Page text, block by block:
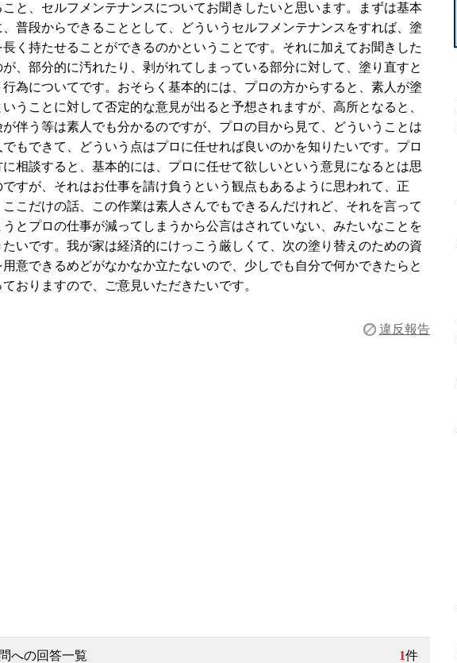
こと、セルフメンテナンスについてお聞きしたいと思います。まずは基本
、普段からできることとして、どういうセルフメンテナンスをすれば、塗
長く持たせることができるのかということです。それに加えてお聞きした
が、部分的に汚れたり、剥がれてしまっている部分に対して、塗り直すと
行為についてです。おそらく基本的には、プロの方からすると、素人が塗
いうことに対して否定的な意見が出ると予想されますが、高所となると、
が伴う等は素人でも分かるのですが、プロの目から見て、どういうことは
でもできて、どういう点はプロに任せれば良いのかを知りたいです。プロ
に相談すると、基本的には、プロに任せて欲しいという意見になるとは思
ですが、それはお仕事を請け負うという観点もあるように思われて、正
ここだけの話、この作業は素人さんでもできるんだけれど、それを言って
うとプロの仕事が減ってしまうから公言はされていない、みたいなことを
たいです。我が家は経済的にけっこう厳しくて、次の塗り替えのための資
用意できるめどがなかなか立たないので、少しでも自分で何かできたらと
ておりますので、ご意見いただきたいです。
違反報告
への回答一覧 1件